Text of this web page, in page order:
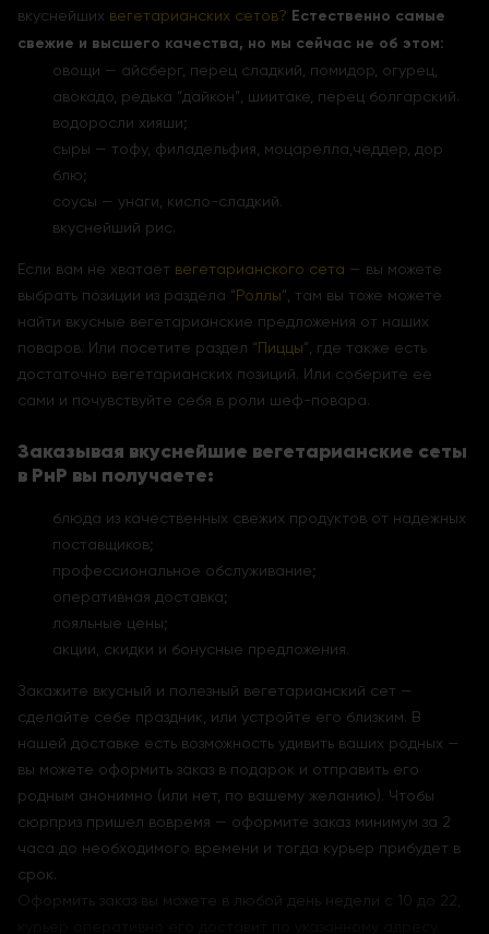
вкуснейших вегетарианских сетов? Естественно самые
свежие и высшего качества, но мы сейчас не об этом:
овощи — айсберг, перец сладкий, помидор, огурец,
авокадо, редька “дайкон”, шиитаке, перец болгарский.
водоросли хияши;
сыры — тофу, филадельфия, моцарелла,чеддер, дор
блю;
соусы — унаги, кисло-сладкий.
вкуснейший рис.
Если вам не хватает вегетарианского сета — вы можете
выбрать позиции из раздела “Роллы”, там вы тоже можете
найти вкусные вегетарианские предложения от наших
поваров. Или посетите раздел “Пиццы”, где также есть
достаточно вегетарианских позиций. Или соберите ее
сами и почувствуйте себя в роли шеф-повара.
Заказывая вкуснейшие вегетарианские сеты
в РнР вы получаете:
блюда из качественных свежих продуктов от надежных
поставщиков;
профессиональное обслуживание;
оперативная доставка;
лояльные цены;
акции, скидки и бонусные предложения.
Закажите вкусный и полезный вегетарианский сет —
сделайте себе праздник, или устройте его близким. В
нашей доставке есть возможность удивить ваших родных —
вы можете оформить заказ в подарок и отправить его
родным анонимно (или нет, по вашему желанию). Чтобы
сюрприз пришел вовремя — оформите заказ минимум за 2
часа до необходимого времени и тогда курьер прибудет в
срок.
Оформить заказ вы можете в любой день недели с 10 до 22,